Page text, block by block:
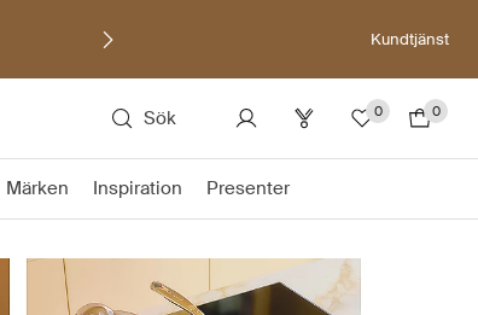
Kundtjänst
Sök 0 0
Märken Inspiration Presenter